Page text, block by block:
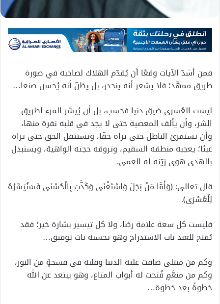
فمن أشدّ الآيات وقعًا أن يُقدّم الهلاك لصاحبه في صورة
طريق ممهّد؛ فلا يشعر أنه ينحدر، بل يظنّ أنه يُحسن صنعا…
ليست العُسرى ضيق دنيا فحسب، بل أن يُيسَّر المرء لطريق
الشر، وأن يألف المعصية حتى لا يجد في قلبه نفرة منها،
وأن يستمرئ الباطل حتى يراه حقّا، ويستثقل الحق حتى يراه
عبئا؛ يعجبه منطقه السقيم، وتروقه حجته الواهية، ويستبدل
بالهدى هوى زيّنه له العمى.
قال تعالى: ﴿وَأَمَّا مَنْ بَخِلَ وَاسْتَغْنَى وَكَذَّبَ بِالْحُسْنَى فَسَنُيَسِّرُهُ
لِلْعُسْرَى﴾.
فليست كل سعة علامة رضا، ولا كل تيسير بشارة خير؛ فقد
يُفتح للعبد باب الاستدراج وهو يحسبه بابَ توفيق…
وكم من مبتلى ضاقت عليه الدنيا وقلبه في فسحةٍ من النور،
وكم من منعَّمٍ فُتحت له أبواب المتاع، وهو يبتعد عن الله
خطوةً بعد خطوة…